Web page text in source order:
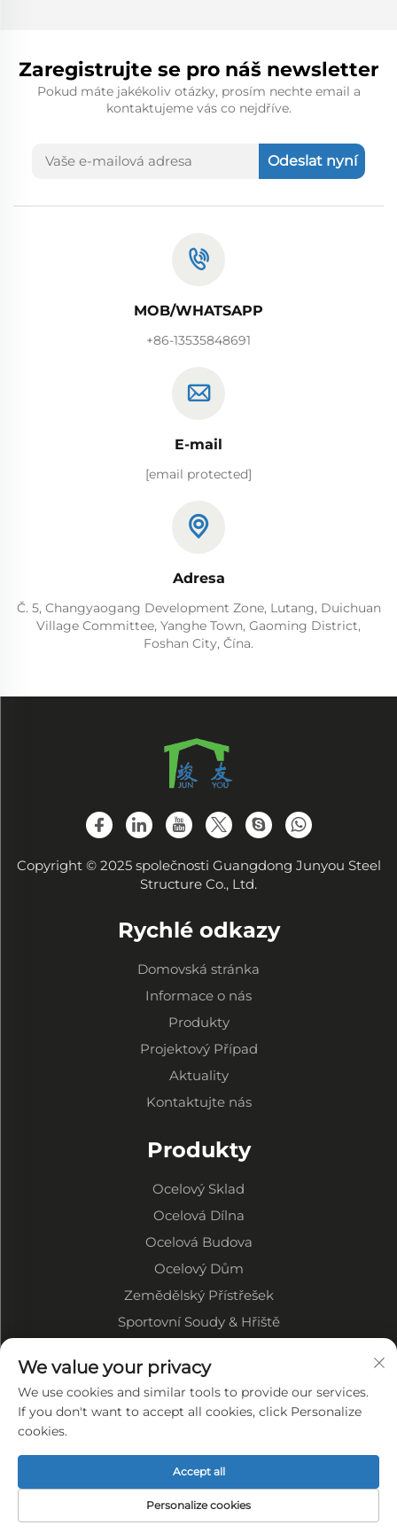
Zaregistrujte se pro náš newsletter
Pokud máte jakékoliv otázky, prosím nechte email a
kontaktujeme vás co nejdříve.
Odeslat nyní
MOB/WHATSAPP
+86-13535848691
E-mail
[email protected]
Adresa
Č. 5, Changyaogang Development Zone, Lutang, Duichuan
Village Committee, Yanghe Town, Gaoming District,
Foshan City, Čína.
Copyright © 2025 společnosti Guangdong Junyou Steel
Structure Co., Ltd.
Rychlé odkazy
Domovská stránka
Informace o nás
Produkty
Projektový Případ
Aktuality
Kontaktujte nás
Produkty
Ocelový Sklad
Ocelová Dílna
Ocelová Budova
Ocelový Dům
Zemědělský Přístřešek
Sportovní Soudy & Hřiště
O SPOLEČNOSTI
Společenský profil
Zásady ochrany osobních údajů
We value your privacy
We use cookies and similar tools to provide our services.
If you don't want to accept all cookies, click Personalize
cookies.
Personalize cookies
Accept all